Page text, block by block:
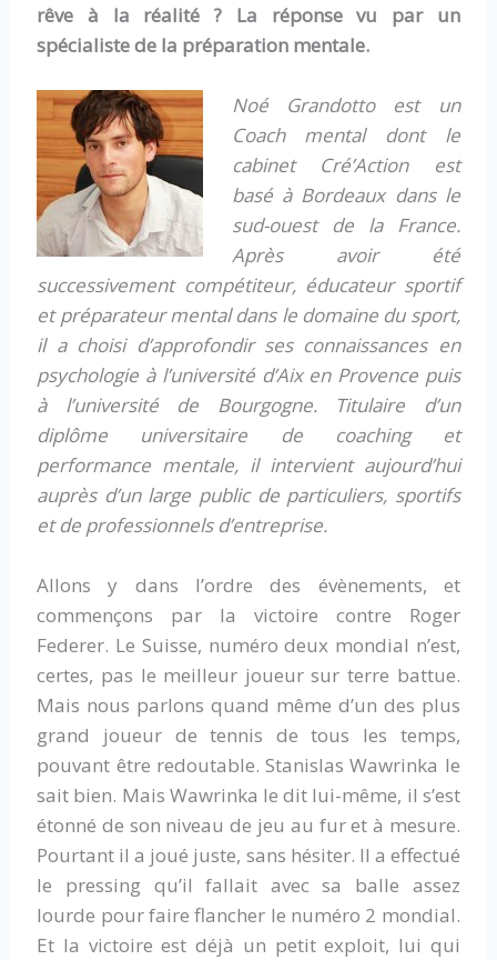
rêve à la réalité ? La réponse vu par un
spécialiste de la préparation mentale.
Noé Grandotto est un
Coach mental dont le
cabinet Cré’Action est
basé à Bordeaux dans le
sud-ouest de la France.
Après avoir été
successivement compétiteur, éducateur sportif
et préparateur mental dans le domaine du sport,
il a choisi d’approfondir ses connaissances en
psychologie à l’université d’Aix en Provence puis
à l’université de Bourgogne. Titulaire d’un
diplôme universitaire de coaching et
performance mentale, il intervient aujourd’hui
auprès d’un large public de particuliers, sportifs
et de professionnels d’entreprise.
Allons y dans l’ordre des évènements, et
commençons par la victoire contre Roger
Federer. Le Suisse, numéro deux mondial n’est,
certes, pas le meilleur joueur sur terre battue.
Mais nous parlons quand même d’un des plus
grand joueur de tennis de tous les temps,
pouvant être redoutable. Stanislas Wawrinka le
sait bien. Mais Wawrinka le dit lui-même, il s’est
étonné de son niveau de jeu au fur et à mesure.
Pourtant il a joué juste, sans hésiter. Il a effectué
le pressing qu’il fallait avec sa balle assez
lourde pour faire flancher le numéro 2 mondial.
Et la victoire est déjà un petit exploit, lui qui